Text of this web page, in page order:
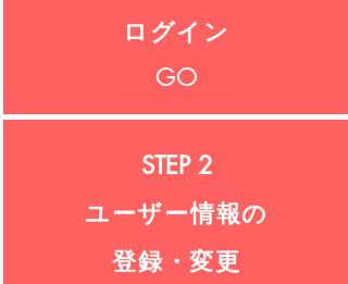
ログイン
GO
STEP 2​
ユーザー情報の
登録・変更